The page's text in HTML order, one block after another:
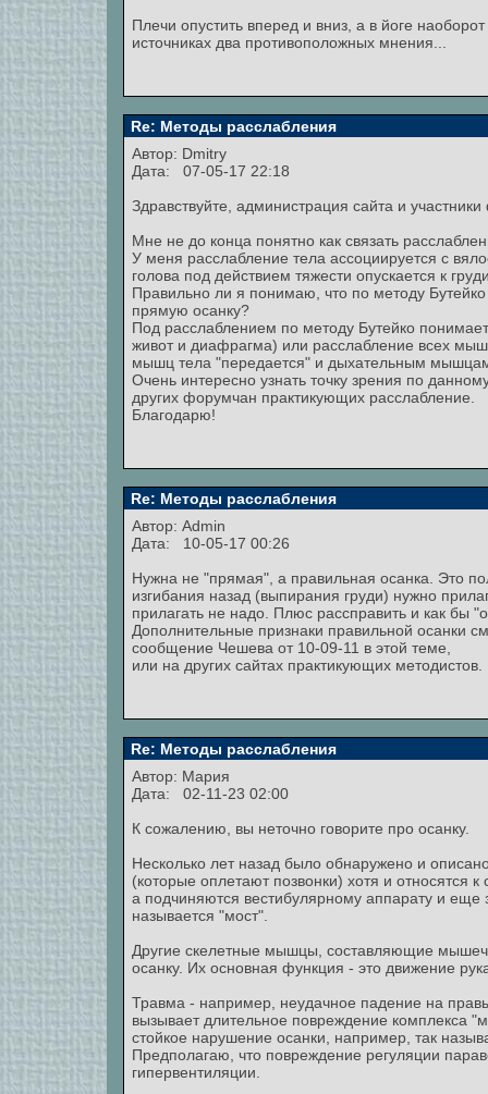
Плечи опустить вперед и вниз, а в йоге
источниках два противоположных мнения...
Re: Методы расслабления
Автор: Dmitry
Дата: 07-05-17 22:18
Здравствуйте, администрация сайта и
Мне не до конца понятно как связать
У меня расслабление тела ассоциируется с
голова под действием тяжести опускается к
Правильно ли я понимаю, что по методу
прямую осанку?
Под расслаблением по методу Бутейко
живот и диафрагма) или расслабление всех
мышц тела "передается" и дыхательным мышцам
Очень интересно узнать точку зрения по
других форумчан практикующих расслабление.
Благодарю!
Re: Методы расслабления
Автор: Admin
Дата: 10-05-17 00:26
Нужна не "прямая", а правильная осанка. Это
изгибания назад (выпирания груди) нужно
прилагать не надо. Плюс рассправить и как бы
Дополнительные признаки правильной
сообщение Чешева от 10-09-11 в этой теме,
или на других сайтах практикующих методистов.
Re: Методы расслабления
Автор: Мария
Дата: 02-11-23 02:00
К сожалению, вы неточно говорите про осанку.
Несколько лет назад было обнаружено и
(которые оплетают позвонки) хотя и
а подчиняются вестибулярному аппарату и еще
называется "мост".
Другие скелетные мышцы, составляющие
осанку. Их основная функция - это движение
Травма - например, неудачное падение на
вызывает длительное повреждение комплекса
стойкое нарушение осанки, например, так
Предполагаю, что повреждение регуляции
гипервентиляции.